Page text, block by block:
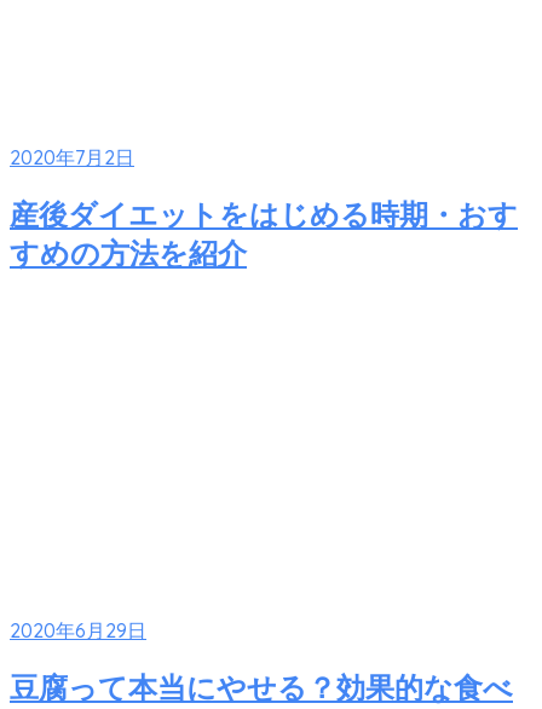
2020年7月2日
産後ダイエットをはじめる時期・おす
すめの方法を紹介
2020年6月29日
豆腐って本当にやせる？効果的な食べ